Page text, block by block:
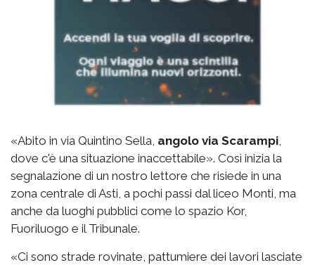
«Abito in via Quintino Sella, angolo via Scarampi,
dove c'è una situazione inaccettabile». Così inizia la
segnalazione di un nostro lettore che risiede in una
zona centrale di Asti, a pochi passi dal liceo Monti, ma
anche da luoghi pubblici come lo spazio Kor,
Fuoriluogo e il Tribunale.
«Ci sono strade rovinate, pattumiere dei lavori lasciate